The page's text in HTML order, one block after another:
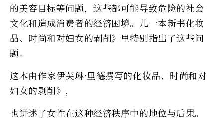
的美容目标等问题，这些都可能导致危险的社会
文化和造成消费者的经济困境。儿一本新书化妆
品、时尚和对妇女的剥削》里特别指出了这些问
题。
这本由作家伊芙琳·里德撰写的化妆品、时尚和对
妇女的剥削》，
也讲述了女性在这种经济秩序中的地位与后果。